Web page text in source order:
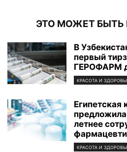
ЭТО МОЖЕТ БЫТЬ
В
первый
ГЕРОФАРМ
КРАСОТА И
Египетская
летнее
КРАСОТА И